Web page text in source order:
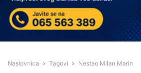
Naslovnica Tagovi Nestao Milan Marin